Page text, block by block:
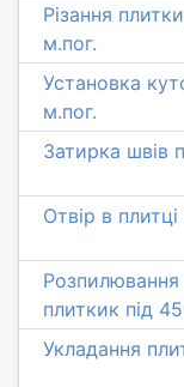
Різання
м.пог.
Установка
м.пог.
Затирка швів
Отвір в
Розпилювання
плиткик під
Укладання